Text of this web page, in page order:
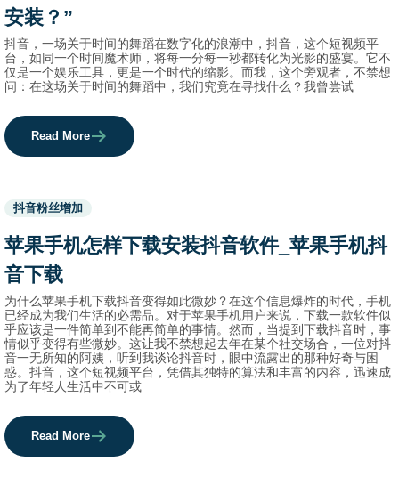
安装？”
抖音，一场关于时间的舞蹈在数字化的浪潮中，抖音，这个短视频平
台，如同一个时间魔术师，将每一分每一秒都转化为光影的盛宴。它不
仅是一个娱乐工具，更是一个时代的缩影。而我，这个旁观者，不禁想
问：在这场关于时间的舞蹈中，我们究竟在寻找什么？我曾尝试
Read More
Used
before
names.
抖音粉丝增加
苹果手机怎样下载安装抖音软件_苹果手机抖
音下载
为什么苹果手机下载抖音变得如此微妙？在这个信息爆炸的时代，手机
已经成为我们生活的必需品。对于苹果手机用户来说，下载一款软件似
乎应该是一件简单到不能再简单的事情。然而，当提到下载抖音时，事
情似乎变得有些微妙。这让我不禁想起去年在某个社交场合，一位对抖
音一无所知的阿姨，听到我谈论抖音时，眼中流露出的那种好奇与困
惑。抖音，这个短视频平台，凭借其独特的算法和丰富的内容，迅速成
为了年轻人生活中不可或
Read More